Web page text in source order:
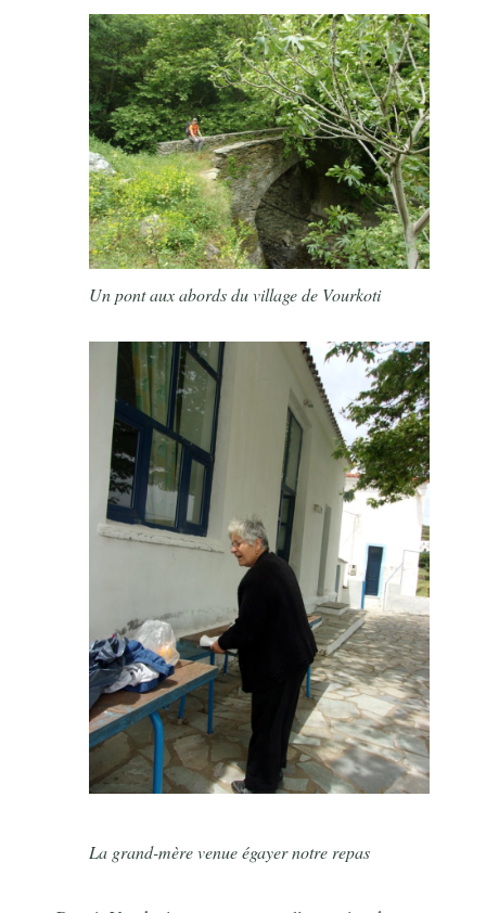
Un pont aux abords du village de Vourkoti
La grand-mère venue égayer notre repas